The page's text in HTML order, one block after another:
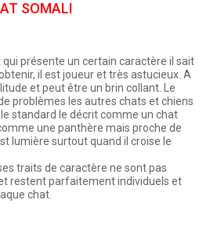
SOMALI
qui présente un certain caractère il sait
il est joueur et très astucieux. A
et peut être un brin collant. Le
problèmes les autres chats et chiens
standard le décrit comme un chat
une panthère mais proche de
lumière surtout quand il croise le
traits de caractère ne sont pas
restent parfaitement individuels et
chat.